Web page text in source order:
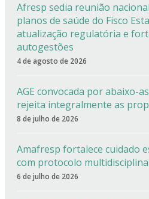
Afresp sedia reunião
planos de saúde do Fisco
atualização regulatória e
autogestões
4 de agosto de 2026
AGE convocada por abaixo-
rejeita integralmente as
8 de julho de 2026
Amafresp fortalece cuidado
com protocolo
6 de julho de 2026